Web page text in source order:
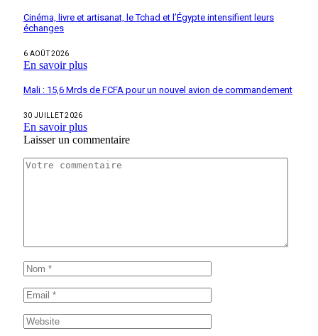
Cinéma, livre et artisanat, le Tchad et l’Égypte intensifient leurs
échanges
6 AOÛT 2026
En savoir plus
Mali : 15,6 Mrds de FCFA pour un nouvel avion de commandement
30 JUILLET 2026
En savoir plus
Laisser un commentaire